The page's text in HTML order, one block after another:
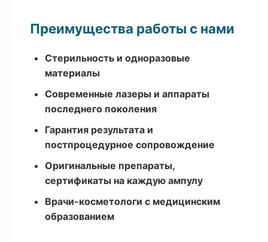
Преимущества работы с нами
Стерильность и одноразовые
материалы
Современные лазеры и аппараты
последнего поколения
Гарантия результата и
постпроцедурное сопровождение
Оригинальные препараты,
сертификаты на каждую ампулу
Врачи-косметологи с медицинским
образованием